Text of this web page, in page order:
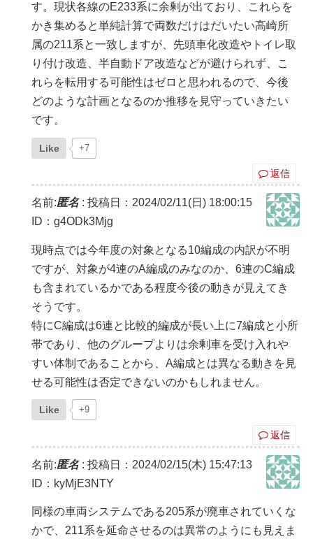
す。現状各線のE233系に余剰が出ており、これらを
かき集めると単純計算で両数だけはだいたい高崎所
属の211系と一致しますが、先頭車化改造やトイレ取
り付け改造、半自動ドア改造などが避けられず、こ
れらを転用する可能性はゼロと思われるので、今後
どのような計画となるのか推移を見守っていきたい
です。
Like +7
返信
名前:匿名: 投稿日：2024/02/11(日) 18:00:15
ID：g4ODk3Mjg
現時点では今年度の対象となる10編成の内訳が不明
ですが、対象が4連のA編成のみなのか、6連のC編成
も含まれているかである程度今後の動きが見えてき
そうです。
特にC編成は6連と比較的編成が長い上に7編成と小所
帯であり、他のグループよりは余剰車を受け入れや
すい体制であることから、A編成とは異なる動きを見
せる可能性は否定できないのかもしれません。
Like +9
返信
名前:匿名: 投稿日：2024/02/15(木) 15:47:13
ID：kyMjE3NTY
同様の車両システムである205系が廃車されていくな
かで、211系を延命させるのは異常のようにも見えま